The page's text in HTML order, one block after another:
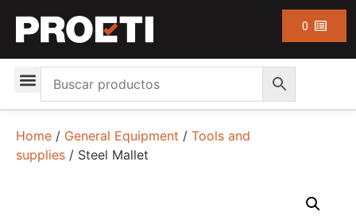
0
Home / General Equipment / Tools and
supplies / Steel Mallet